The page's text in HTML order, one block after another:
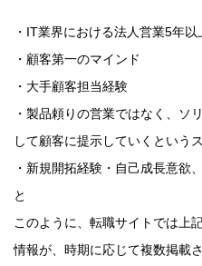
・IT業界における法人営業5年以
・顧客第一のマインド
・大手顧客担当経験
・製品頼りの営業ではなく、ソ
して顧客に提示していくという
・新規開拓経験・自己成長意欲
と
このように、転職サイトでは上
情報が、時期に応じて複数掲載